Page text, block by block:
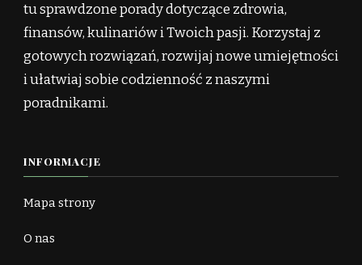
tu sprawdzone porady dotyczące zdrowia,
finansów, kulinariów i Twoich pasji. Korzystaj z
gotowych rozwiązań, rozwijaj nowe umiejętności
i ułatwiaj sobie codzienność z naszymi
poradnikami.
INFORMACJE
Mapa strony
O nas